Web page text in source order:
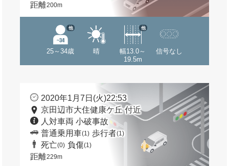
距離200m
25～34歳
他
晴
幅13.0～
19.5m
他
信号なし
2020年1月7日(火)22:53
京田辺市大住健康ケ丘 付近
人対車両 小破事故
普通乗用車(1) 歩行者(1)
死亡(0) 負傷(1)
距離229m